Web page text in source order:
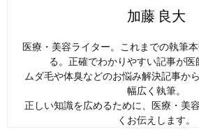
加藤 良大
医療・美容ライター。これまでの執筆
る。正確でわかりやすい記事が医
ムダ毛や体臭などのお悩み解決記事か
幅広く執筆。
正しい知識を広めるために、医療・美
くお伝えします。